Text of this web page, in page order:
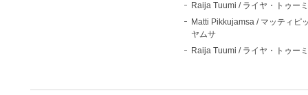
Raija Tuumi / ライヤ・トゥーミ
Matti Pikkujamsa / マッティピ
ヤムサ
Raija Tuumi / ライヤ・トゥーミ